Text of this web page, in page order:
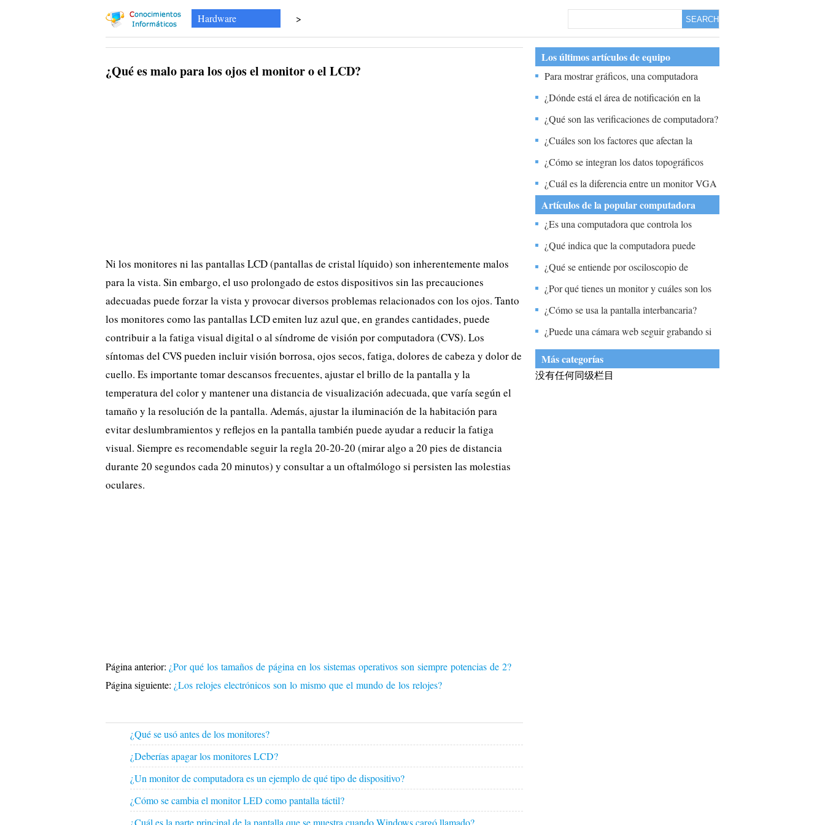
Hardware > SEARCH
¿Qué es malo para los ojos el monitor o el LCD?
Ni los monitores ni las pantallas LCD (pantallas de cristal líquido) son inherentemente malos
para la vista. Sin embargo, el uso prolongado de estos dispositivos sin las precauciones
adecuadas puede forzar la vista y provocar diversos problemas relacionados con los ojos. Tanto
los monitores como las pantallas LCD emiten luz azul que, en grandes cantidades, puede
contribuir a la fatiga visual digital o al síndrome de visión por computadora (CVS). Los
síntomas del CVS pueden incluir visión borrosa, ojos secos, fatiga, dolores de cabeza y dolor de
cuello. Es importante tomar descansos frecuentes, ajustar el brillo de la pantalla y la
temperatura del color y mantener una distancia de visualización adecuada, que varía según el
tamaño y la resolución de la pantalla. Además, ajustar la iluminación de la habitación para
evitar deslumbramientos y reflejos en la pantalla también puede ayudar a reducir la fatiga
visual. Siempre es recomendable seguir la regla 20-20-20 (mirar algo a 20 pies de distancia
durante 20 segundos cada 20 minutos) y consultar a un oftalmólogo si persisten las molestias
oculares.
Página anterior: ¿Por qué los tamaños de página en los sistemas operativos son siempre potencias de 2?
Página siguiente: ¿Los relojes electrónicos son lo mismo que el mundo de los relojes?
¿Qué se usó antes de los monitores?
¿Deberías apagar los monitores LCD?
¿Un monitor de computadora es un ejemplo de qué tipo de dispositivo?
¿Cómo se cambia el monitor LED como pantalla táctil?
¿Cuál es la parte principal de la pantalla que se muestra cuando Windows cargó llamado?
Los últimos artículos de equipo
Para mostrar gráficos, una computadora
necesita monitor y?
¿Dónde está el área de notificación en la
barra de tareas?
¿Qué son las verificaciones de computadora?
¿Cuáles son los factores que afectan la
elección de la resolución de visualización y
los colores de una computadora?
¿Cómo se integran los datos topográficos
tradicionales con la tecnología informática?
¿Cuál es la diferencia entre un monitor VGA
y un monitor SVGA?
Artículos de la popular computadora
¿Es una computadora que controla los
semáforos para que pueda conducir al
trabajo?
¿Qué indica que la computadora puede
aceptar la entrada del teclado y mostrar
información en el monitor?
¿Qué se entiende por osciloscopio de
computadora?
¿Por qué tienes un monitor y cuáles son los
usos?
¿Cómo se usa la pantalla interbancaria?
¿Puede una cámara web seguir grabando si
la computadora está en modo de protector de
pantalla?
Más categorías
没有任何同级栏目